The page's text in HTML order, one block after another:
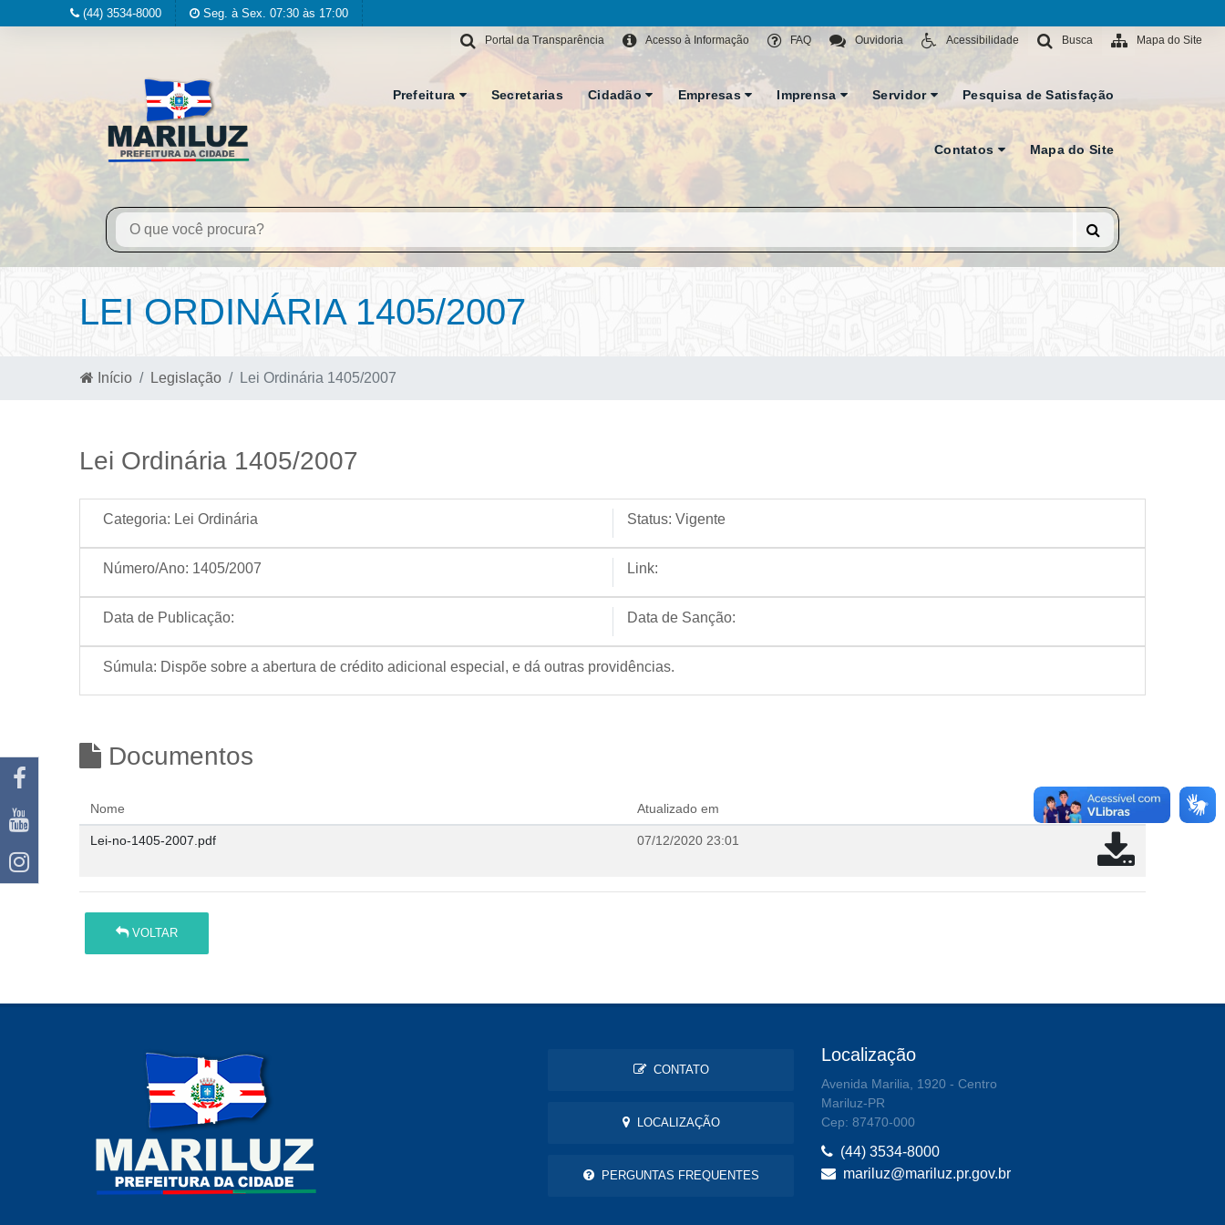
(44) 3534-8000 Seg. à Sex. 07:30 às 17:00
Mapa do Site
Busca
Acessibilidade
Ouvidoria
FAQ
Acesso à Informação
Portal da Transparência
Prefeitura Secretarias Cidadão Empresas Imprensa Servidor Pesquisa de Satisfação
Contatos Mapa do Site
LEI ORDINÁRIA 1405/2007
Início Legislação Lei Ordinária 1405/2007
Lei Ordinária 1405/2007
Categoria: Lei Ordinária Status: Vigente
Número/Ano: 1405/2007 Link:
Data de Publicação: Data de Sanção:
Súmula: Dispõe sobre a abertura de crédito adicional especial, e dá outras providências.
Documentos
Nome Atualizado em
Lei-no-1405-2007.pdf 07/12/2020 23:01
VOLTAR
CONTATO
LOCALIZAÇÃO
PERGUNTAS FREQUENTES
Localização
Avenida Marilia, 1920 - Centro
Mariluz-PR
Cep: 87470-000
(44) 3534-8000
mariluz@mariluz.pr.gov.br